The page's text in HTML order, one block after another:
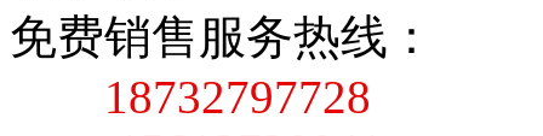
免费销售服务热线：
18732797728